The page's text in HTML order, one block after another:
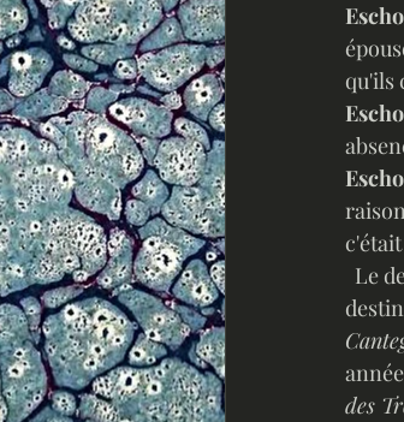
qu'ils
des